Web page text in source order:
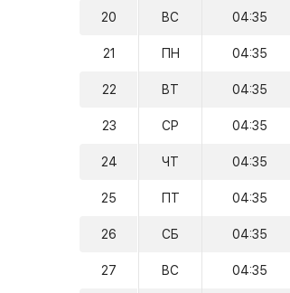
20 ВС 04:35
21 ПН 04:35
22 ВТ 04:35
23 СР 04:35
24 ЧТ 04:35
25 ПТ 04:35
26 СБ 04:35
27 ВС 04:35